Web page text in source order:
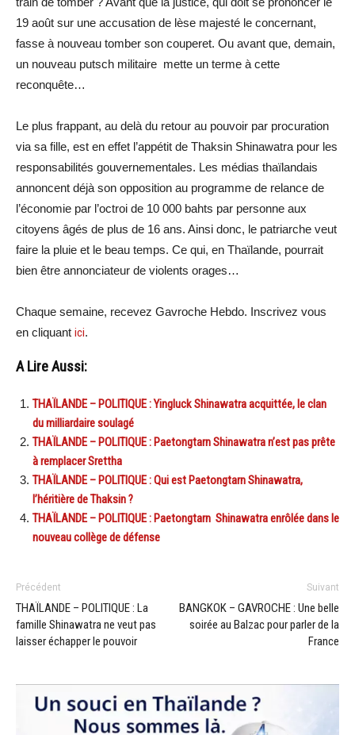
19 août sur une accusation de lèse majesté le concernant,
fasse à nouveau tomber son couperet. Ou avant que, demain,
un nouveau putsch militaire mette un terme à cette
reconquête…
Le plus frappant, au delà du retour au pouvoir par procuration
via sa fille, est en effet l’appétit de Thaksin Shinawatra pour les
responsabilités gouvernementales. Les médias thaïlandais
annoncent déjà son opposition au programme de relance de
l’économie par l’octroi de 10 000 bahts par personne aux
citoyens âgés de plus de 16 ans. Ainsi donc, le patriarche veut
faire la pluie et le beau temps. Ce qui, en Thaïlande, pourrait
bien être annonciateur de violents orages…
Chaque semaine, recevez Gavroche Hebdo. Inscrivez vous
en cliquant ici.
A Lire Aussi:
THAÏLANDE – POLITIQUE : Yingluck Shinawatra acquittée, le clan
du milliardaire soulagé
THAÏLANDE – POLITIQUE : Paetongtarn Shinawatra n’est pas prête
à remplacer Srettha
THAÏLANDE – POLITIQUE : Qui est Paetongtarn Shinawatra,
l’héritière de Thaksin ?
THAÏLANDE – POLITIQUE : Paetongtarn Shinawatra enrôlée dans le
nouveau collège de défense
Précédent
THAÏLANDE – POLITIQUE : La
famille Shinawatra ne veut pas
laisser échapper le pouvoir
Suivant
BANGKOK – GAVROCHE : Une belle
soirée au Balzac pour parler de la
France